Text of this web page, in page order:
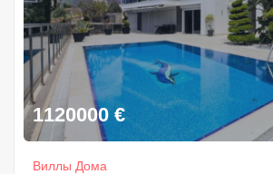
1120000 €
Виллы Дома